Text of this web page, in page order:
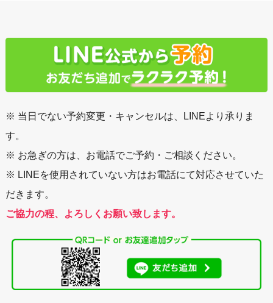
※ 当日でない予約変更・キャンセルは、LINEより承りま
す。
※ お急ぎの方は、お電話でご予約・ご相談ください。
※ LINEを使用されていない方はお電話にて対応させていた
だきます。
ご協力の程、よろしくお願い致します。